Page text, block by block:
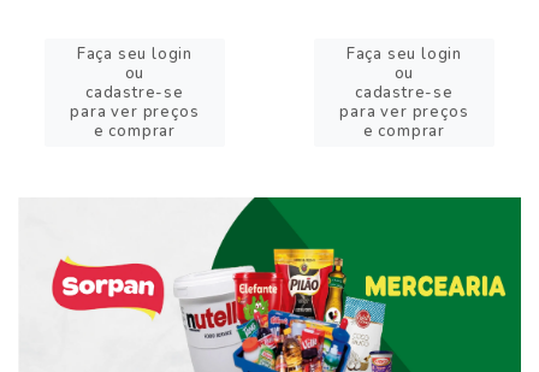
Faça seu login
ou
cadastre-se
para ver preços
e comprar
Faça seu login
ou
cadastre-se
para ver preços
e comprar